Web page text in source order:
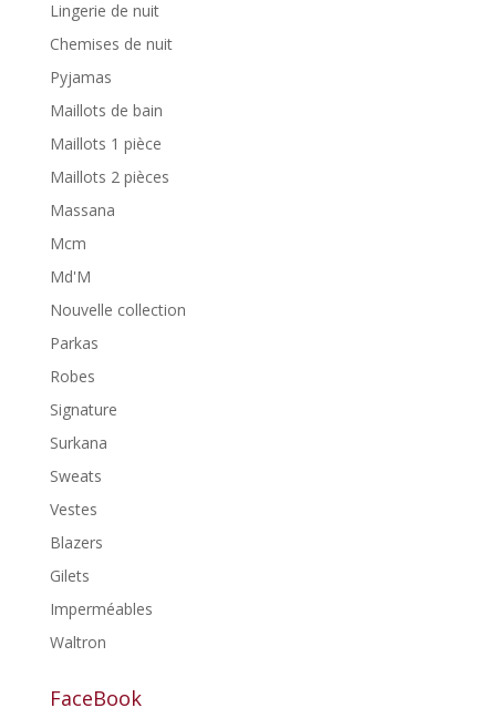
Lingerie de nuit
Chemises de nuit
Pyjamas
Maillots de bain
Maillots 1 pièce
Maillots 2 pièces
Massana
Mcm
Md'M
Nouvelle collection
Parkas
Robes
Signature
Surkana
Sweats
Vestes
Blazers
Gilets
Imperméables
Waltron
FaceBook